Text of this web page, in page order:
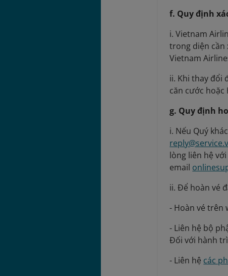
f. Quy định
i. Vietnam
trong diện cần
Vietnam
ii. Khi thay đổi
căn cước hoặc
g. Quy định
i. Nếu Quý
lòng liên hệ
email
ii. Để hoàn vé
- Hoàn vé trên
- Liên hệ bộ
Đối với hành
- Liên hệ các